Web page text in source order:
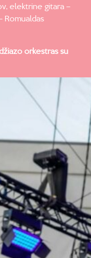
elektrine gitara –
Romualdas
orkestras su